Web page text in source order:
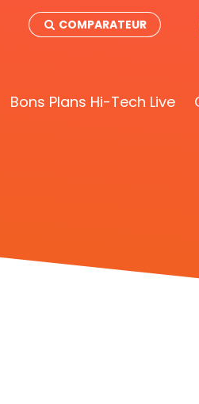
COMPARATEUR
Bons Plans Hi-Tech Live